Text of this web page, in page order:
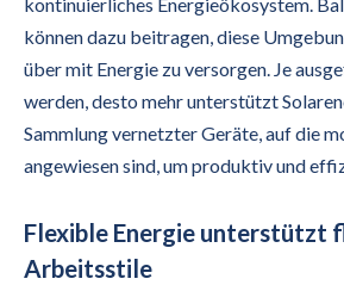
kontinuierliches Energieökosystem.
können dazu beitragen, diese
über mit Energie zu versorgen. Je
werden, desto mehr unterstützt
Sammlung vernetzter Geräte, auf die
angewiesen sind, um produktiv und
Flexible Energie unterstützt
Arbeitsstile